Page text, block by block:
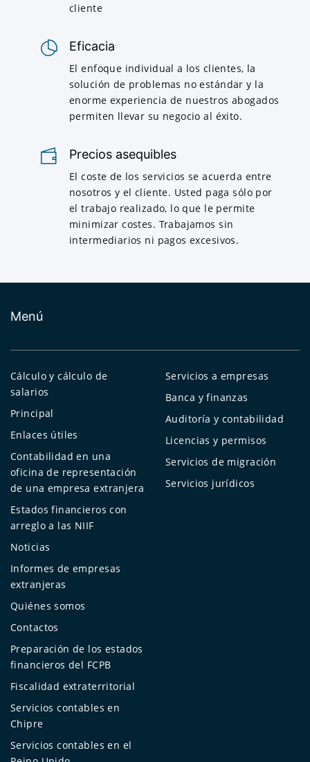
cliente
Eficacia
El enfoque individual a los clientes, la
solución de problemas no estándar y la
enorme experiencia de nuestros abogados
permiten llevar su negocio al éxito.
Precios asequibles
El coste de los servicios se acuerda entre
nosotros y el cliente. Usted paga sólo por
el trabajo realizado, lo que le permite
minimizar costes. Trabajamos sin
intermediarios ni pagos excesivos.
Menú
Cálculo y cálculo de
salarios
Principal
Enlaces útiles
Contabilidad en una
oficina de representación
de una empresa extranjera
Estados financieros con
arreglo a las NIIF
Noticias
Informes de empresas
extranjeras
Quiénes somos
Contactos
Preparación de los estados
financieros del FCPB
Fiscalidad extraterritorial
Servicios contables en
Chipre
Servicios contables en el
Servicios a empresas
Banca y finanzas
Auditoría y contabilidad
Licencias y permisos
Servicios de migración
Servicios jurídicos